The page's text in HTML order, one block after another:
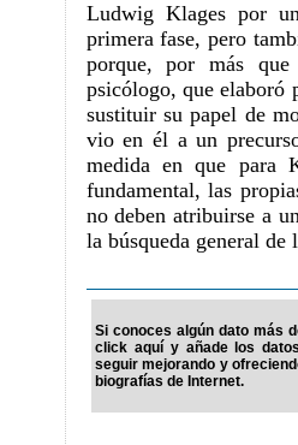
Ludwig Klages por
primera fase, pero
porque, por más
psicólogo, que elaboró
sustituir su papel de
vio en él a un
medida en que para
fundamental, las
no deben atribuirse a
la búsqueda general de
Si conoces algún dato más
click aquí y añade los
seguir mejorando y
biografías de Internet.